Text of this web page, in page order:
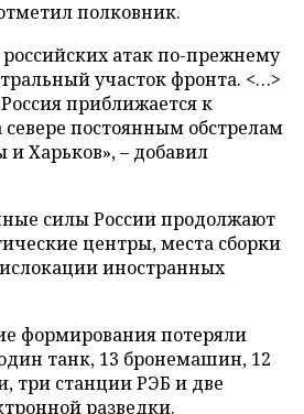
полковник.
российских атак по-прежнему
участок фронта. <…>
приближается к
постоянным обстрелам
Харьков», – добавил
силы России продолжают
центры, места сборки
иностранных
формирования потеряли
танк, 13 бронемашин, 12
три станции РЭБ и две
разведки.